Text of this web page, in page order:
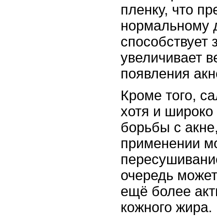
пленку, что
нормальному
способствует
увеличивает
появления
Кроме того,
хотя и широко
борьбы с
применении
очередь
ещё более
кожного жира.